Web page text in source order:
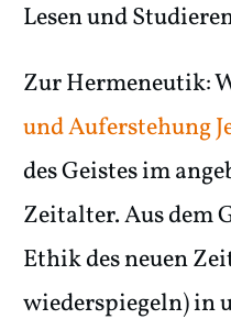
Lesen und
Zur Hermeneutik:
und Auferstehung
des Geistes im
Zeitalter. Aus dem
Ethik des neuen
wiederspiegeln) in